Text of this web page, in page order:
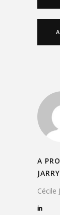
A
JARRY
Cécile